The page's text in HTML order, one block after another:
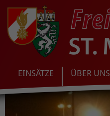
EINSÄTZE ÜBER UNS